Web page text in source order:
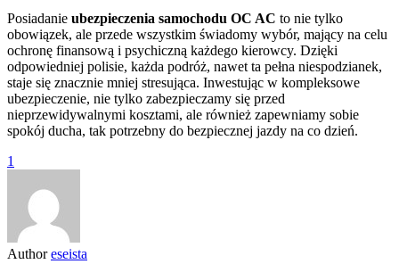
Posiadanie ubezpieczenia samochodu OC AC to nie tylko
obowiązek, ale przede wszystkim świadomy wybór, mający na celu
ochronę finansową i psychiczną każdego kierowcy. Dzięki
odpowiedniej polisie, każda podróż, nawet ta pełna niespodzianek,
staje się znacznie mniej stresująca. Inwestując w kompleksowe
ubezpieczenie, nie tylko zabezpieczamy się przed
nieprzewidywalnymi kosztami, ale również zapewniamy sobie
spokój ducha, tak potrzebny do bezpiecznej jazdy na co dzień.
1
Author eseista